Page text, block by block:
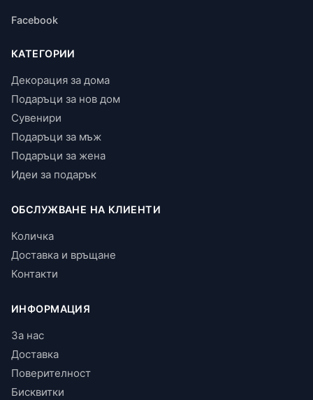
Facebook
КАТЕГОРИИ
Декорация за дома
Подаръци за нов дом
Сувенири
Подаръци за мъж
Подаръци за жена
Идеи за подарък
ОБСЛУЖВАНЕ НА КЛИЕНТИ
Количка
Доставка и връщане
Контакти
ИНФОРМАЦИЯ
За нас
Доставка
Поверителност
Бисквитки